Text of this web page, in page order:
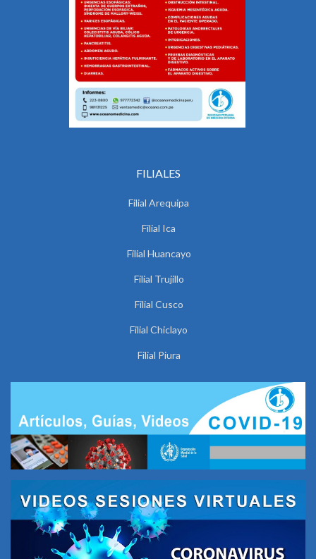
FILIALES
Filial Arequipa
Filial Ica
Filial Huancayo
Filial Trujillo
Filial Cusco
Filial Chiclayo
Filial Piura